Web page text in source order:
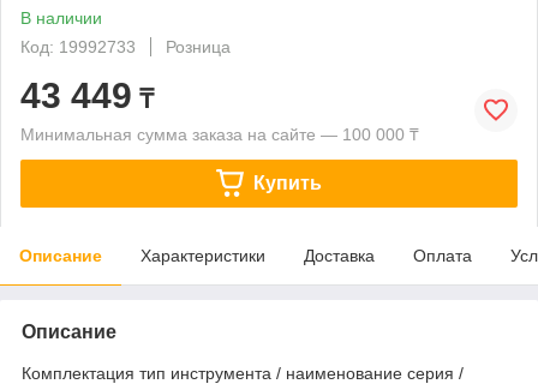
В наличии
Код: 19992733
Розница
43 449 ₸
Минимальная сумма заказа на сайте — 100 000 ₸
Купить
Описание Характеристики Доставка Оплата
Описание
Комплектация тип инструмента / наименование серия /